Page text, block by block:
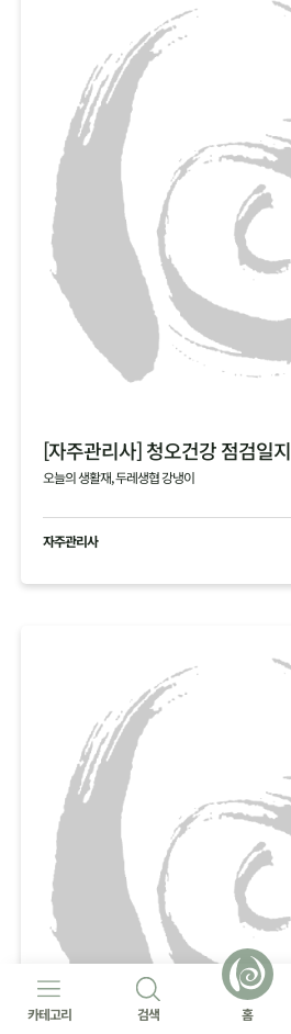
[자주관리사] 청오건강 점검일지
오늘의 생활재, 두레생협 강냉이
자주관리사
카테고리 검색 홈